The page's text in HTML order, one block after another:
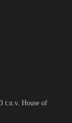
t.n.v. House of